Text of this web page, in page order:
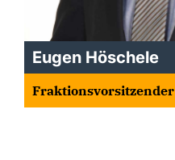
Eugen Höschele
Fraktionsvorsitzender